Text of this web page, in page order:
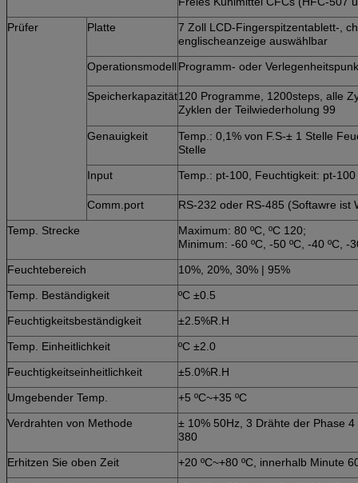
Prüfer
Platte
7 Zoll LCD-Fingerspitzentablett-,
englischeanzeige auswählbar
Operationsmodell Programm- oder
Speicherkapazität120 Programme, 1200steps, alle
Zyklen der Teilwiederholung 99
Genauigkeit
Temp.: 0,1% von F.S-± 1 Stelle
Stelle
Input
Temp.: pt-100, Feuchtigkeit: pt-
Comm.port
RS-232 oder RS-485 (Softawre ist
Temp. Strecke
Maximum: 80 ºC, ºC 120;
Minimum: -60 ºC, -50 ºC, -40 ºC, -
Feuchtebereich
10%, 20%, 30% | 95%
Temp. Beständigkeit
ºC ±0.5
Feuchtigkeitsbeständigkeit
±2.5%R.H
Temp. Einheitlichkeit
ºC ±2.0
Feuchtigkeitseinheitlichkeit
±5.0%R.H
Umgebender Temp.
+5 ºC~+35 ºC
Verdrahten von Methode
± 10% 50Hz, 3 Drähte der Phase
380
Erhitzen Sie oben Zeit
+20 ºC~+80 ºC, innerhalb Minute